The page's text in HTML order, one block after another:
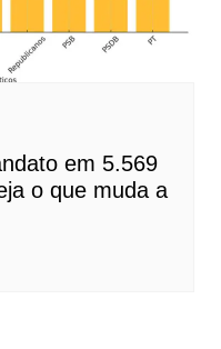
em 5.569
o que muda a